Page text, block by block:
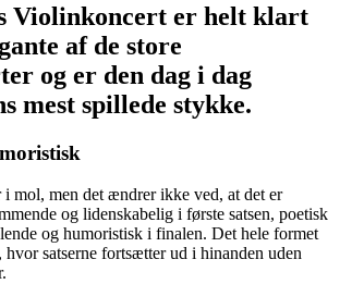
Violinkoncert er helt klart
af de store
og er den dag i dag
mest spillede stykke.
mol, men det ændrer ikke ved, at det er
og lidenskabelig i første satsen, poetisk
og humoristisk i finalen. Det hele formet
hvor satserne fortsætter ud i hinanden uden